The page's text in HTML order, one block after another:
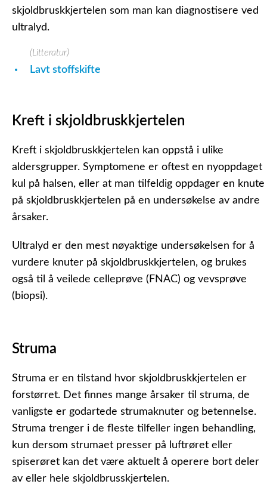
skjoldbruskkjertelen som man kan diagnostisere ved
ultralyd.
(Litteratur)
Lavt stoffskifte
Kreft i skjoldbruskkjertelen
Kreft i skjoldbruskkjertelen kan oppstå i ulike
aldersgrupper. Symptomene er oftest en nyoppdaget
kul på halsen, eller at man tilfeldig oppdager en knute
på skjoldbruskkjertelen på en undersøkelse av andre
årsaker.
Ultralyd er den mest nøyaktige undersøkelsen for å
vurdere knuter på skjoldbruskkjertelen, og brukes
også til å veilede celleprøve (FNAC) og vevsprøve
(biopsi).
Struma
Struma er en tilstand hvor skjoldbruskkjertelen er
forstørret. Det finnes mange årsaker til struma, de
vanligste er godartede strumaknuter og betennelse.
Struma trenger i de fleste tilfeller ingen behandling,
kun dersom strumaet presser på luftrøret eller
spiserøret kan det være aktuelt å operere bort deler
av eller hele skjoldbrusskjertelen.